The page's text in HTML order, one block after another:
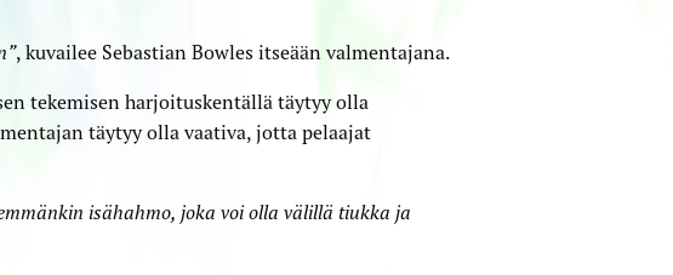
, kuvailee Sebastian Bowles itseään valmentajana.
tekemisen harjoitus­kentällä täytyy olla
täytyy olla vaativa, jotta pelaajat
isähahmo, joka voi olla välillä tiukka ja